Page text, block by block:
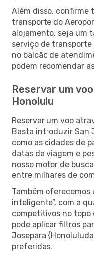
Além disso, confirme
transporte do
alojamento, seja um
serviço de
no balcão de
podem recomendar
Reservar um
Honolulu
Reservar um voo
Basta introduzir San
como as cidades de
datas da viagem e
nosso motor de
entre milhares de
Também oferecemos
inteligente”, com a
competitivos no topo
pode aplicar filtros
Josepara
preferidas.